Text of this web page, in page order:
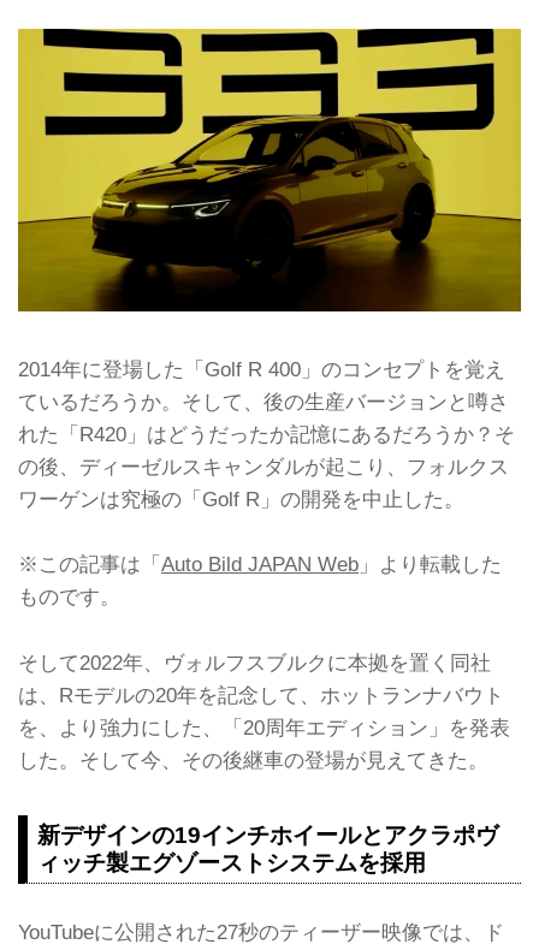
2014年に登場した「Golf R 400」のコンセプトを覚え
ているだろうか。そして、後の生産バージョンと噂さ
れた「R420」はどうだったか記憶にあるだろうか？そ
の後、ディーゼルスキャンダルが起こり、フォルクス
ワーゲンは究極の「Golf R」の開発を中止した。
※この記事は「 Auto Bild JAPAN Web 」より転載した
ものです。
そして2022年、ヴォルフスブルクに本拠を置く同社
は、Rモデルの20年を記念して、ホットランナバウト
を、より強力にした、「20周年エディション」を発表
した。そして今、その後継車の登場が見えてきた。
新デザインの19インチホイールとアクラポヴ
ィッチ製エグゾーストシステムを採用
YouTubeに公開された27秒のティーザー映像では、ド